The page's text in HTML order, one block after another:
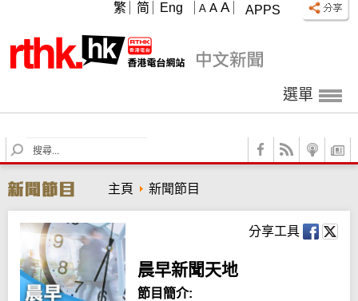
APPS
A A A
繁 简 Eng
選單
S
e
r
c
h
主頁 新聞節目
分享工具
晨早新聞天地
節目簡介: